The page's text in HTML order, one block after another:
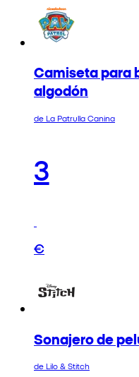
Camiseta para
algodón
de La Patrulla Canina
3
€
Sonajero de
de Lilo & Stitch